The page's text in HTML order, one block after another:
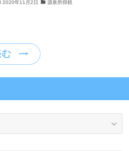
2020年11月2日 源泉所得税